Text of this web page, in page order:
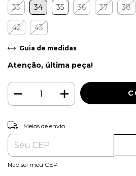
33 34 35 36 37 38
42 43
Guia de medidas
Atenção, última peça!
Entregas para o CEP:
Meios de envio
Não sei meu CEP